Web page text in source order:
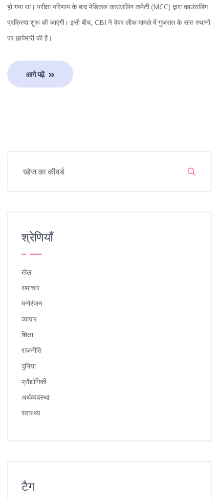
हो गया था। परीक्षा परिणाम के बाद मेडिकल काउंसलिंग कमेटी (MCC) द्वारा काउंसलिंग
प्रक्रिया शुरू की जाएगी। इसी बीच, CBI ने पेपर लीक मामले में गुजरात के सात स्थानों
पर छापेमारी की है।
आगे पढ़ें
श्रेणियाँ
खेल
समाचार
मनोरंजन
व्यापार
शिक्षा
राजनीति
दुनिया
प्रौद्योगिकी
अर्थव्यवस्था
स्वास्थ्य
टैग